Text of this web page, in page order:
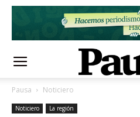
Pausa Noticiero
Noticiero La región